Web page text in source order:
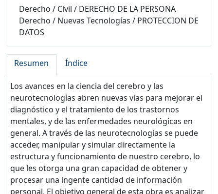
Derecho / Civil / DERECHO DE LA PERSONA
Derecho / Nuevas Tecnologías / PROTECCION DE
DATOS
Resumen Índice
Los avances en la ciencia del cerebro y las
neurotecnologías abren nuevas vías para mejorar el
diagnóstico y el tratamiento de los trastornos
mentales, y de las enfermedades neurológicas en
general. A través de las neurotecnologías se puede
acceder, manipular y simular directamente la
estructura y funcionamiento de nuestro cerebro, lo
que les otorga una gran capacidad de obtener y
procesar una ingente cantidad de información
personal. El objetivo general de esta obra es analizar